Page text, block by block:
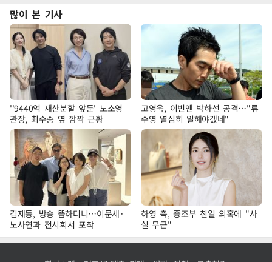
많이 본 기사
''9440억 재산분할 앞둔' 노소영
관장, 최수종 옆 깜짝 근황
고영욱, 이번엔 박하선 공격…"류
수영 열심히 일해야겠네"
김제동, 방송 뜸하더니…이문세·
노사연과 전시회서 포착
하영 측, 증조부 친일 의혹에 "사
실 무근"